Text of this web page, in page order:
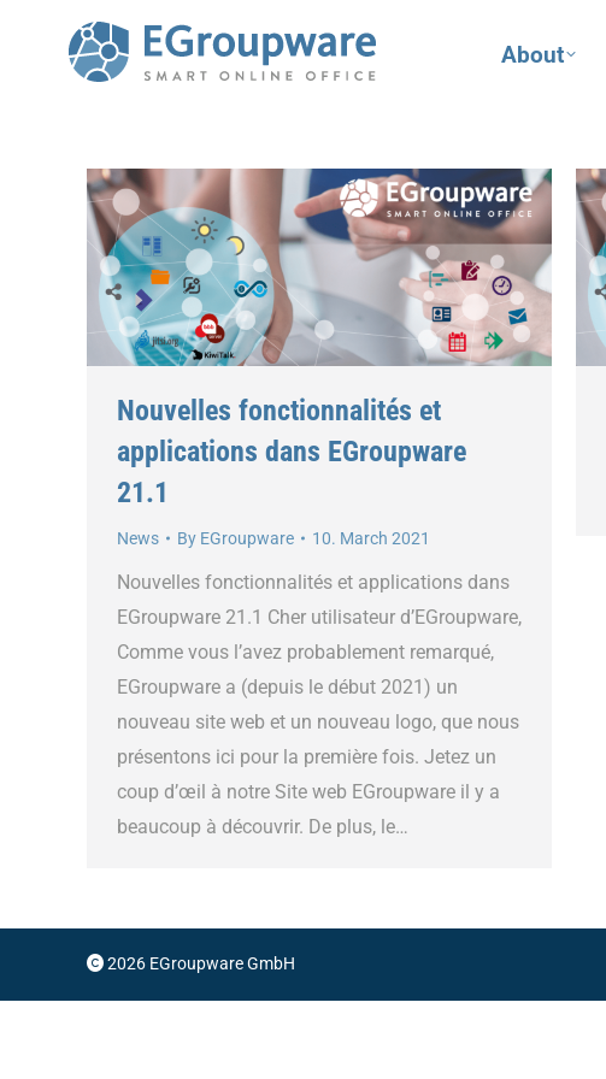
About
Nouvelles fonctionnalités et
applications dans EGroupware
21.1
News By EGroupware 10. March 2021
Nouvelles fonctionnalités et applications dans
EGroupware 21.1 Cher utilisateur d’EGroupware,
Comme vous l’avez probablement remarqué,
EGroupware a (depuis le début 2021) un
nouveau site web et un nouveau logo, que nous
présentons ici pour la première fois. Jetez un
coup d’œil à notre Site web EGroupware il y a
beaucoup à découvrir. De plus, le…
2026 EGroupware GmbH